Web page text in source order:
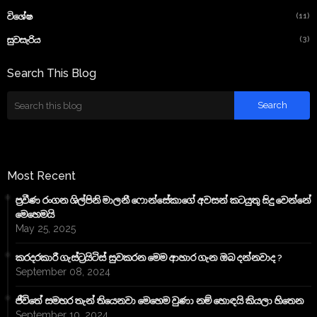
විශේෂ (11)
සුවසැරිය (3)
Search This Blog
Most Recent
ප්‍රවීණ රංගන ශිල්පිනි මාලනී ෆොන්සේකාගේ අවසන් කටයුතු සිදු වෙන්නේ
මෙහෙමයි
May 25, 2025
කරදරකාරී ගැස්ට්‍රයිටිස් සුවකරන මෙම ආහාර ගැන ඔබ දන්නවාද ?
September 08, 2024
ජීවිතේ සමහර තැන් තියෙනවා මෙහෙම වුණා නම් හොඳයි කියලා හිතෙන